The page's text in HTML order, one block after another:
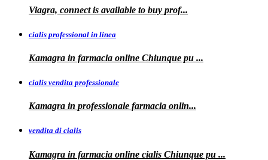
Viagra, connect is available to buy prof...
cialis professional in linea
Kamagra in farmacia online Chiunque pu ...
cialis vendita professionale
Kamagra in professionale farmacia onlin...
vendita di cialis
Kamagra in farmacia online cialis Chiunque pu ...